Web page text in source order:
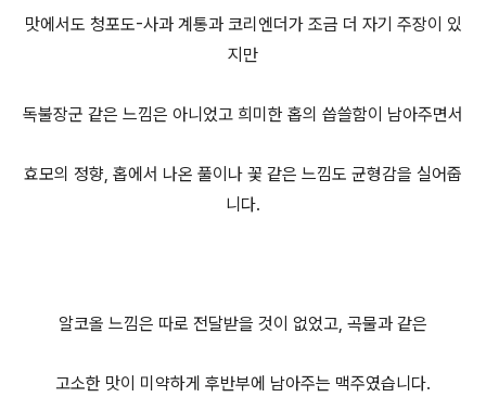
맛에서도 청포도-사과 계통과 코리엔더가 조금 더 자기 주장이 있
지만
독불장군 같은 느낌은 아니었고 희미한 홉의 씁쓸함이 남아주면서
효모의 정향, 홉에서 나온 풀이나 꽃 같은 느낌도 균형감을 실어줍
니다.
알코올 느낌은 따로 전달받을 것이 없었고, 곡물과 같은
고소한 맛이 미약하게 후반부에 남아주는 맥주였습니다.